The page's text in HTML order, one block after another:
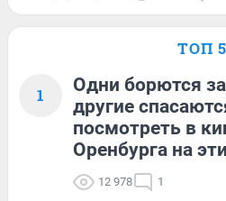
ТОП 5
1
Одни борются
другие
посмотреть в
Оренбурга на
12 978 1